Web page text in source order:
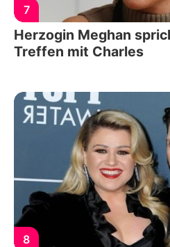
7
Herzogin Meghan
Treffen mit Charles
8